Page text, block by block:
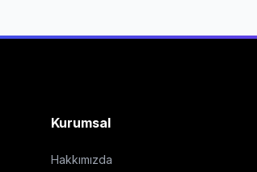
Kurumsal
Hakkımızda